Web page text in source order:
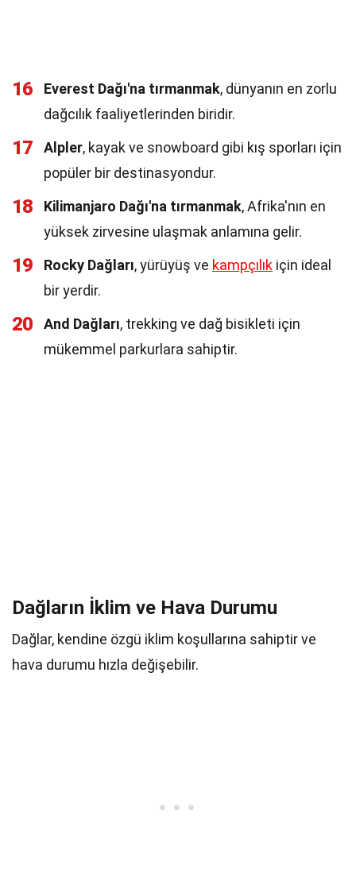
16 Everest Dağı'na tırmanmak, dünyanın en zorlu
dağcılık faaliyetlerinden biridir.
17 Alpler, kayak ve snowboard gibi kış sporları için
popüler bir destinasyondur.
18 Kilimanjaro Dağı'na tırmanmak, Afrika'nın en
yüksek zirvesine ulaşmak anlamına gelir.
19 Rocky Dağları, yürüyüş ve kampçılık için ideal
bir yerdir.
20 And Dağları, trekking ve dağ bisikleti için
mükemmel parkurlara sahiptir.
Dağların İklim ve Hava Durumu
Dağlar, kendine özgü iklim koşullarına sahiptir ve
hava durumu hızla değişebilir.